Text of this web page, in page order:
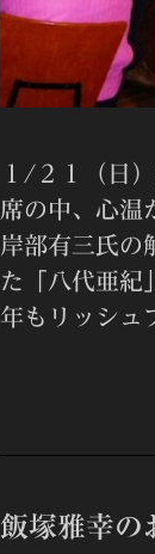
１/２１（日
席の中、心温
岸部有三氏の
た「八代亜紀
年もリッシ
飯塚雅幸の